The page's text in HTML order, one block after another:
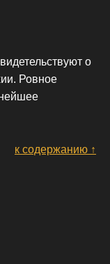
о
Ровное
к содержанию ↑